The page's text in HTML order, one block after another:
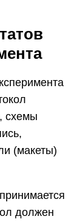
схемы
(макеты)
должен